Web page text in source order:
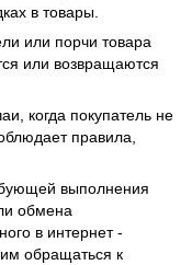
в товары.
или порчи товара
или возвращаются
когда покупатель не
правила,
выполнения
обмена
в интернет -
обращаться к